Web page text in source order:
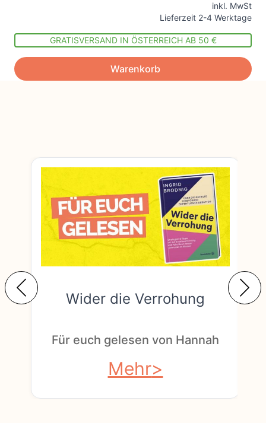
inkl. MwSt
Lieferzeit 2-4 Werktage
GRATISVERSAND IN ÖSTERREICH AB 50 €
Warenkorb
Wider die Verrohung
Für euch gelesen von Hannah
Mehr